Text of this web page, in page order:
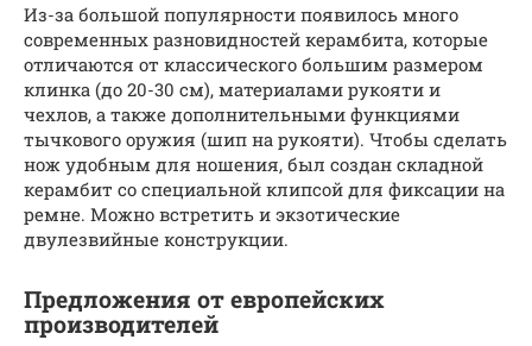
Из-за большой популярности появилось много
современных разновидностей керамбита, которые
отличаются от классического большим размером
клинка (до 20-30 см), материалами рукояти и
чехлов, а также дополнительными функциями
тычкового оружия (шип на рукояти). Чтобы сделать
нож удобным для ношения, был создан складной
керамбит со специальной клипсой для фиксации на
ремне. Можно встретить и экзотические
двулезвийные конструкции.
Предложения от европейских
производителей